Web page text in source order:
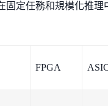
固定任務和規模化推理
FPGA